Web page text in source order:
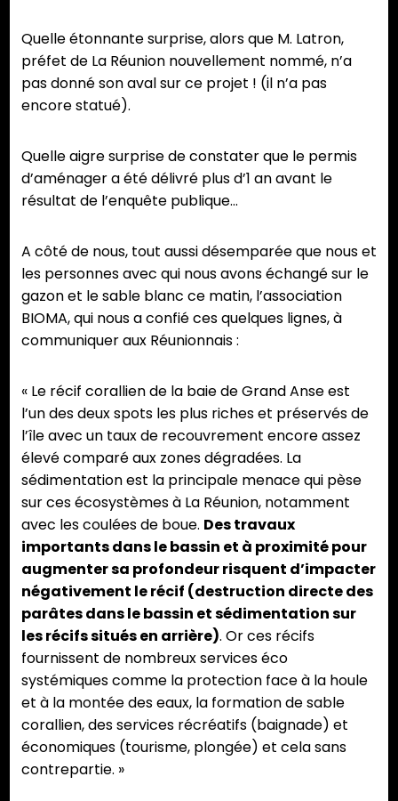
Quelle étonnante surprise, alors que M. Latron,
préfet de La Réunion nouvellement nommé, n’a
pas donné son aval sur ce projet ! (il n’a pas
encore statué).
Quelle aigre surprise de constater que le permis
d’aménager a été délivré plus d’1 an avant le
résultat de l’enquête publique…
A côté de nous, tout aussi désemparée que nous et
les personnes avec qui nous avons échangé sur le
gazon et le sable blanc ce matin, l’association
BIOMA, qui nous a confié ces quelques lignes, à
communiquer aux Réunionnais :
« Le récif corallien de la baie de Grand Anse est
l’un des deux spots les plus riches et préservés de
l’île avec un taux de recouvrement encore assez
élevé comparé aux zones dégradées. La
sédimentation est la principale menace qui pèse
sur ces écosystèmes à La Réunion, notamment
avec les coulées de boue. Des travaux
importants dans le bassin et à proximité pour
augmenter sa profondeur risquent d’impacter
négativement le récif (destruction directe des
parâtes dans le bassin et sédimentation sur
les récifs situés en arrière). Or ces récifs
fournissent de nombreux services éco
systémiques comme la protection face à la houle
et à la montée des eaux, la formation de sable
corallien, des services récréatifs (baignade) et
économiques (tourisme, plongée) et cela sans
contrepartie. »